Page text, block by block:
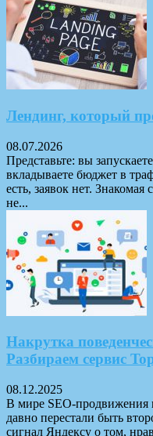
Лендинг, который
08.07.2026
Представьте: вы
вкладываете бюджет в
есть, заявок нет.
не...
Накрутка
Разбираем сервис
08.12.2025
В мире SEO-продвижения
давно перестали быть
сигнал Яндексу о том,